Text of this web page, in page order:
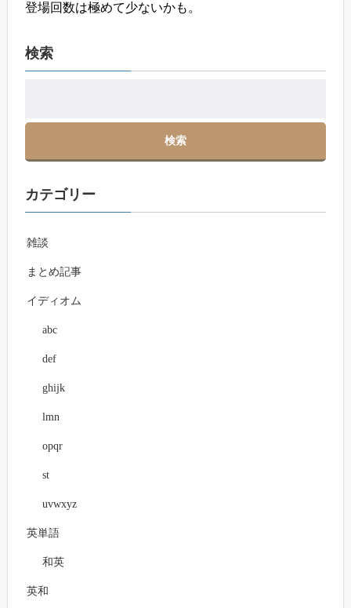
登場回数は極めて少ないかも。
検索
カテゴリー
雑談
まとめ記事
イディオム
abc
def
ghijk
lmn
opqr
st
uvwxyz
英単語
和英
英和